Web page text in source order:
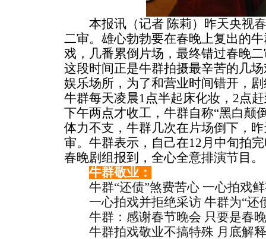
本报讯（记者 陈莉）昨天央视
二审。雄心勃勃要在春晚上复出的
戏，几番累倒片场，最终错过春晚
这段时间正是牛群拍摄最辛苦的几
娱乐场所，为了和营业时间错开，
牛群每天凌晨1点半起床化妆，2点
下午两点才收工，牛群自称“黑白颠
体力不支，牛群几次在片场倒下，
审。牛群表示，自己在12月中旬拍
春晚剧组报到，全心全意排演节目。
牛群敬业：
牛群“还债”煞费苦心 一心拍戏
一心拍戏并拒绝采访 牛群为“还
牛群：感谢春节晚会 只要是春
牛群拍戏敬业不搞特殊 月底解